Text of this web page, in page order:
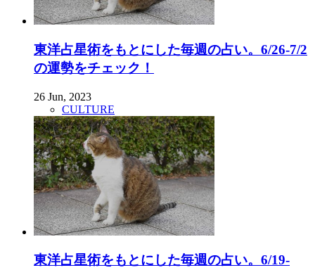
東洋占星術をもとにした毎週の占い。6/26-7/2
の運勢をチェック！
26 Jun, 2023
CULTURE
東洋占星術をもとにした毎週の占い。6/19-